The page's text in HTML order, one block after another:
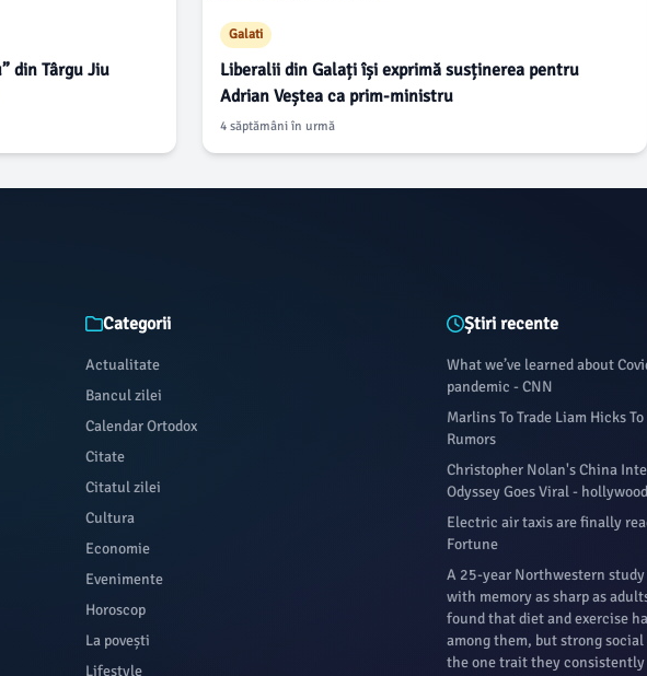
din Târgu Jiu
Galati
Liberalii din Galați își exprimă susținerea pentru
Adrian Veștea ca prim-ministru
4 săptămâni în urmă
Categorii
Actualitate
Bancul zilei
Calendar Ortodox
Citate
Citatul zilei
Cultura
Economie
Evenimente
Horoscop
La povești
Lifestyle
Știri recente
What we’ve learned about
pandemic - CNN
Marlins To Trade Liam Hicks
Rumors
Christopher Nolan's China
Odyssey Goes Viral -
Electric air taxis are finally
Fortune
A 25-year Northwestern study
with memory as sharp as
found that diet and exercise
among them, but strong
the one trait they consistently